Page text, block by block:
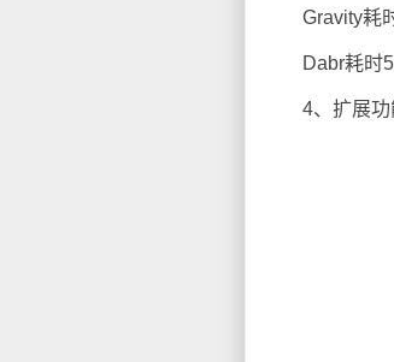
Gravity耗时
Dabr耗时
4、扩展功